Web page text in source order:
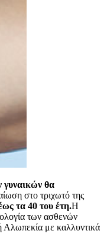
γυναικών θα
στο τριχωτό της
τα 40 του έτη.Η
των ασθενών
Αλωπεκία με καλλυντικά